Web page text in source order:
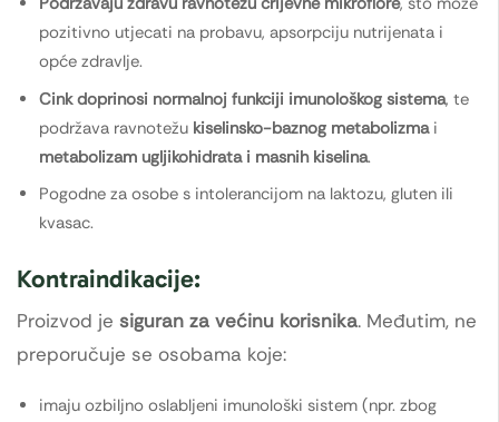
pozitivno utjecati na probavu, apsorpciju nutrijenata i
opće zdravlje.
Cink doprinosi normalnoj funkciji imunološkog sistema, te
podržava ravnotežu kiselinsko-baznog metabolizmai
metabolizam ugljikohidrata i masnih kiselina.
Pogodne za osobe s intolerancijom na laktozu, gluten ili
kvasac.
Kontraindikacije:
Proizvod je siguran za većinu korisnika. Međutim, ne
preporučuje se osobama koje:
imaju ozbiljno oslabljeni imunološki sistem (npr. zbog